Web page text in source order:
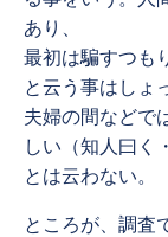
あり、
最初は騙すつも
と云う事はしょ
夫婦の間などで
しい（知人曰く
とは云わない。
ところが、調査